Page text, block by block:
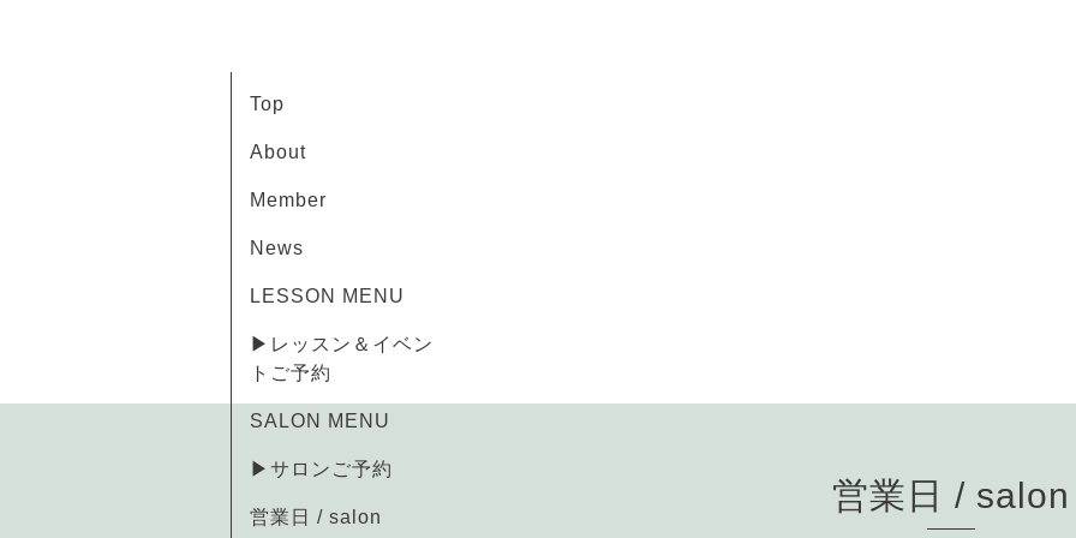
Top
About
Member
News
LESSON MENU
▶レッスン＆イベン
トご予約
SALON MENU
▶サロンご予約
営業日 / salon
営業日 / salon